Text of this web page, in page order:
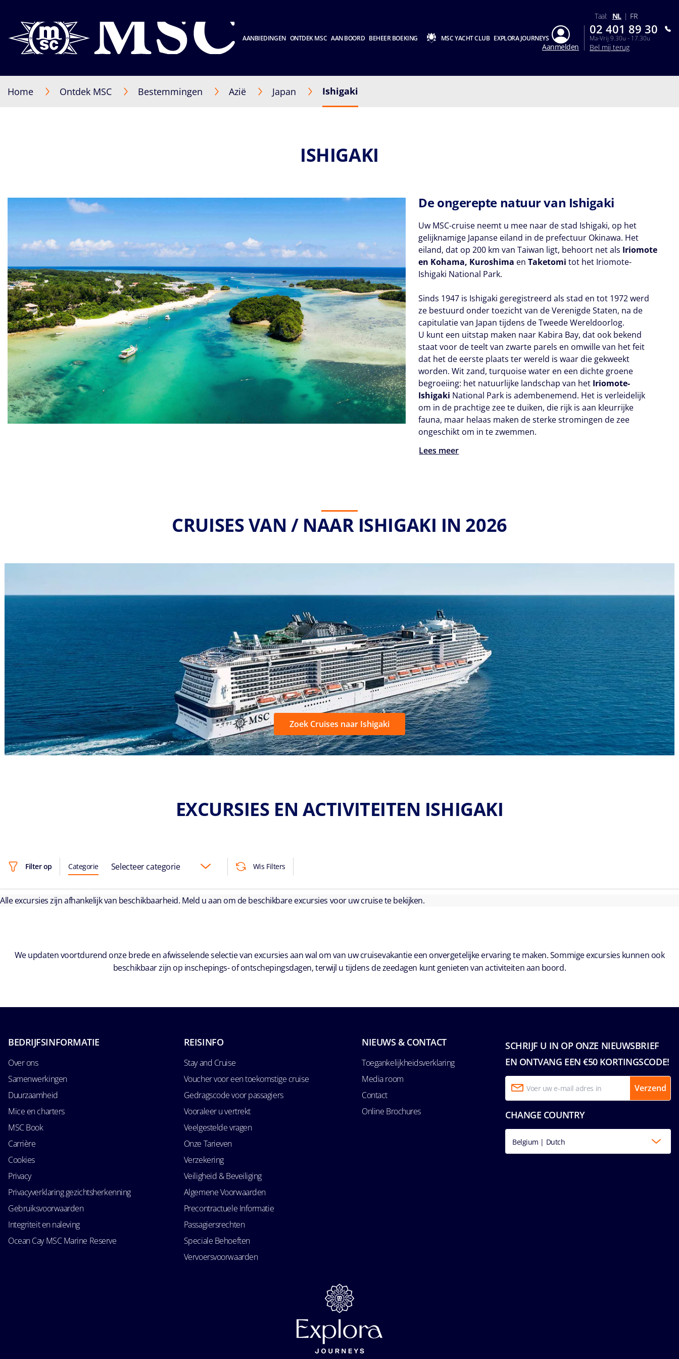
AANBIEDINGEN ONTDEK MSC AAN BOORD BEHEER BOEKING MSC YACHT CLUB EXPLORA JOURNEYS
Aanmelden
Taal: NL | FR
02 401 89 30
Ma-Vrij 9.30u - 17.30u
Bel mij terug
Home Ontdek MSC Bestemmingen Azië Japan Ishigaki
ISHIGAKI
De ongerepte natuur van Ishigaki
Uw MSC-cruise neemt u mee naar de stad Ishigaki, op het
gelijknamige Japanse eiland in de prefectuur Okinawa. Het
eiland, dat op 200 km van Taiwan ligt, behoort net als Iriomote
en Kohama, Kuroshima enTaketomitot het Iriomote-
Ishigaki National Park.
Sinds 1947 is Ishigaki geregistreerd als stad en tot 1972 werd
ze bestuurd onder toezicht van de Verenigde Staten, na de
capitulatie van Japan tijdens de Tweede Wereldoorlog.
U kunt een uitstap maken naar Kabira Bay, dat ook bekend
staat voor de teelt van zwarte parels en omwille van het feit
dat het de eerste plaats ter wereld is waar die gekweekt
worden. Wit zand, turquoise water en een dichte groene
begroeiing: het natuurlijke landschap van het Iriomote-
Ishigaki National Park is adembenemend. Het is verleidelijk
om in de prachtige zee te duiken, die rijk is aan kleurrijke
fauna, maar helaas maken de sterke stromingen de zee
ongeschikt om in te zwemmen.
Lees meer
CRUISES VAN / NAAR ISHIGAKI IN 2026
Zoek Cruises naar Ishigaki
EXCURSIES EN ACTIVITEITEN ISHIGAKI
Filter op Categorie Selecteer categorie Wis Filters
Alle excursies zijn afhankelijk van beschikbaarheid. Meld u aan om de beschikbare excursies voor uw cruise te bekijken.
We updaten voortdurend onze brede en afwisselende selectie van excursies aan wal om van uw cruisevakantie een onvergetelijke ervaring te maken. Sommige excursies kunnen ook
beschikbaar zijn op inschepings- of ontschepingsdagen, terwijl u tijdens de zeedagen kunt genieten van activiteiten aan boord.
SCHRIJF U IN OP ONZE NIEUWSBRIEF
EN ONTVANG EEN €50 KORTINGSCODE!
Verzend
CHANGE COUNTRY
Belgium | Dutch
BEDRIJFSINFORMATIE
Over ons
Samenwerkingen
Duurzaamheid
Mice en charters
MSC Book
Carrière
Cookies
Privacy
Privacyverklaring gezichtsherkenning
Gebruiksvoorwaarden
Integriteit en naleving
Ocean Cay MSC Marine Reserve
REISINFO
Stay and Cruise
Voucher voor een toekomstige cruise
Gedragscode voor passagiers
Vooraleer u vertrekt
Veelgestelde vragen
Onze Tarieven
Verzekering
Veiligheid & Beveiliging
Algemene Voorwaarden
Precontractuele Informatie
Passagiersrechten
Speciale Behoeften
Vervoersvoorwaarden
NIEUWS & CONTACT
Toegankelijkheidsverklaring
Media room
Contact
Online Brochures